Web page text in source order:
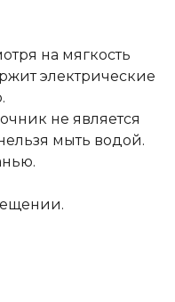
на мягкость
электрические
не является
мыть водой.